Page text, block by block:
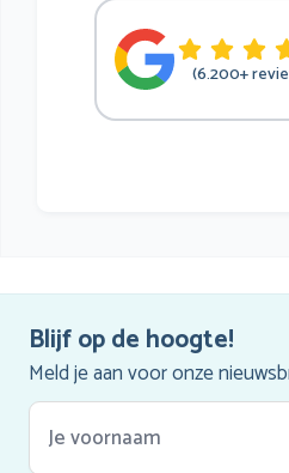
(6.200+
Blijf op de hoogte!
Meld je aan voor onze